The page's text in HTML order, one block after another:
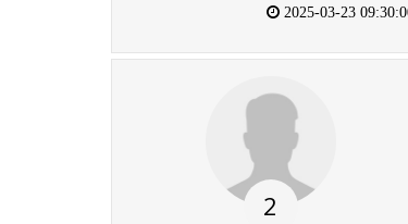
2025-03-23
2